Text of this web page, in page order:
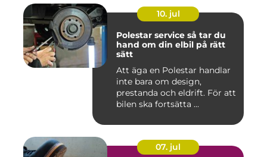
10. jul
Polestar service så tar du
hand om din elbil på rätt
sätt
Att äga en Polestar handlar
inte bara om design,
prestanda och eldrift. För att
bilen ska fortsätta ...
07. jul